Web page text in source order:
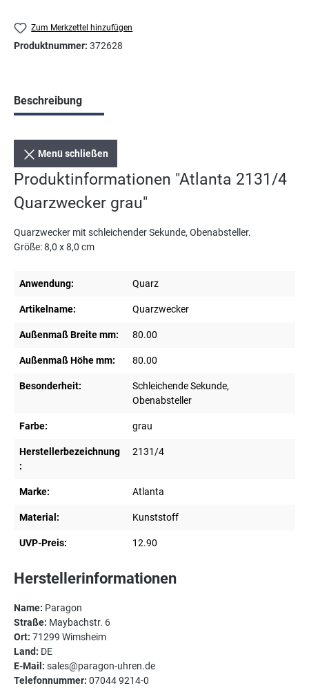
Zum Merkzettel hinzufügen
Produktnummer: 372628
Beschreibung
Menü schließen
Produktinformationen "Atlanta 2131/4
Quarzwecker grau"
Quarzwecker mit schleichender Sekunde, Obenabsteller.
Größe: 8,0 x 8,0 cm
Anwendung: Quarz
Artikelname: Quarzwecker
Außenmaß Breite mm: 80.00
Außenmaß Höhe mm: 80.00
Besonderheit:
Schleichende Sekunde,
Obenabsteller
Farbe: grau
Herstellerbezeichnung
:
2131/4
Marke: Atlanta
Material: Kunststoff
UVP-Preis: 12.90
Herstellerinformationen
Name: Paragon
Straße: Maybachstr. 6
Ort: 71299 Wimsheim
Land: DE
E-Mail: sales@paragon-uhren.de
Telefonnummer: 07044 9214-0